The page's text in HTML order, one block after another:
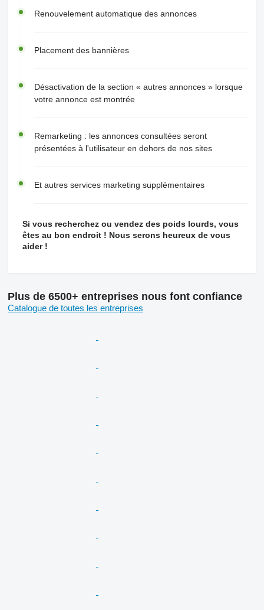
Renouvelement automatique des annonces
Placement des bannières
Désactivation de la section « autres annonces » lorsque
votre annonce est montrée
Remarketing : les annonces consultées seront
présentées à l'utilisateur en dehors de nos sites
Et autres services marketing supplémentaires
Si vous recherchez ou vendez des poids lourds, vous
êtes au bon endroit ! Nous serons heureux de vous
aider !
Plus de 6500+ entreprises nous font confiance
Catalogue de toutes les entreprises